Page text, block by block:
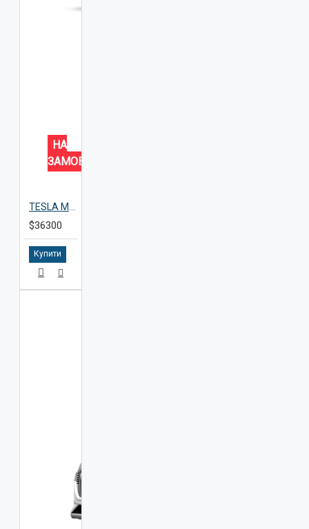
НА
ЗАМОВЛЕННЯ
$36300
Купити